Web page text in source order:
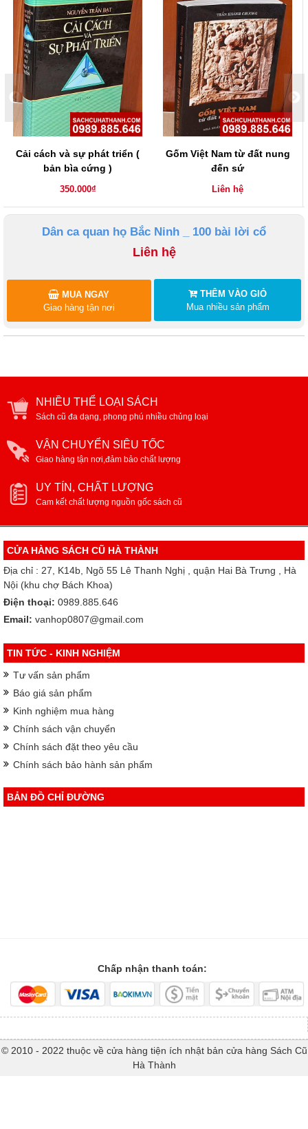
Cải cách và sự phát triển (
bản bìa cứng )
350.000₫
Gốm Việt Nam từ đất nung
đến sứ
Liên hệ
Dân ca quan họ Bắc Ninh _ 100 bài lời cổ
Liên hệ
THÊM VÀO GIỎ
Mua nhiều sản phẩm
MUA NGAY
Giao hàng tận nơi
NHIỀU THỂ LOẠI SÁCH
Sách cũ đa dạng, phong phú nhiều chủng loại
VẬN CHUYỂN SIÊU TỐC
Giao hàng tận nơi,đảm bảo chất lượng
UY TÍN, CHẤT LƯỢNG
Cam kết chất lượng nguồn gốc sách cũ
CỬA HÀNG SÁCH CŨ HÀ THÀNH
Địa chỉ : 27, K14b, Ngõ 55 Lê Thanh Nghị , quận Hai Bà Trưng , Hà
Nội (khu chợ Bách Khoa)
Điện thoại: 0989.885.646
Email: vanhop0807@gmail.com
TIN TỨC - KINH NGHIỆM
Tư vấn sản phẩm
Báo giá sản phẩm
Kinh nghiệm mua hàng
Chính sách vận chuyển
Chính sách đặt theo yêu cầu
Chính sách bảo hành sản phẩm
BẢN ĐỒ CHỈ ĐƯỜNG
Chấp nhận thanh toán:
© 2010 - 2022 thuộc về cửa hàng tiện ích nhật bản cửa hàng Sách Cũ
Hà Thành